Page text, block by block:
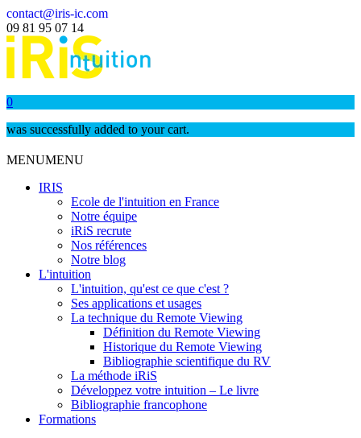
contact@iris-ic.com
09 81 95 07 14
0
was successfully added to your cart.
MENUMENU
IRIS
Ecole de l'intuition en France
Notre équipe
iRiS recrute
Nos références
Notre blog
L'intuition
L'intuition, qu'est ce que c'est ?
Ses applications et usages
La technique du Remote Viewing
Définition du Remote Viewing
Historique du Remote Viewing
Bibliographie scientifique du RV
La méthode iRiS
Développez votre intuition – Le livre
Bibliographie francophone
Formations